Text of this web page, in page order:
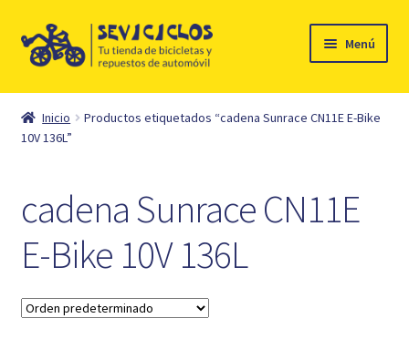
Ir
Ir
al
Menú
Inicio
Ciclismo
hijo
Mi cuenta
Inicio
Productos etiquetados “cadena Sunrace CN11E E-Bike
10V 136L”
cadena Sunrace CN11E
E-Bike 10V 136L